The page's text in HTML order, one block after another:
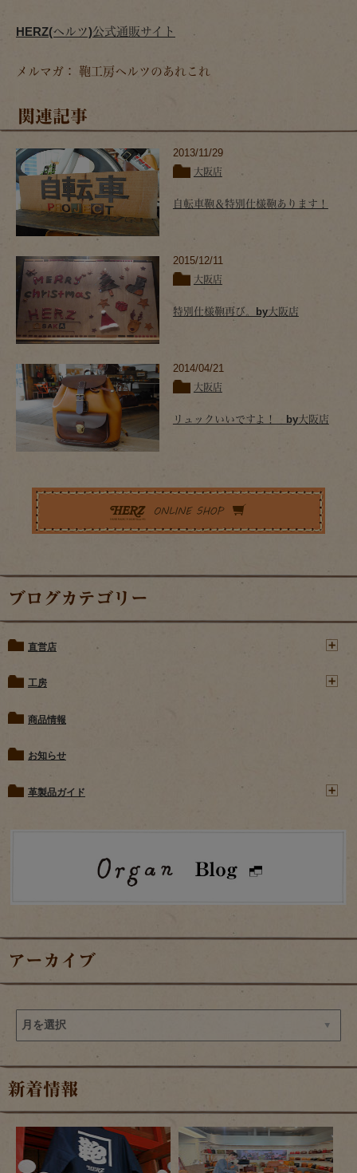
HERZ(ヘルツ)公式通販サイト
メルマガ： 鞄工房ヘルツのあれこれ
関連記事
2013/11/29
大阪店
自転車鞄＆特別仕様鞄あります！
2015/12/11
大阪店
特別仕様鞄再び。by大阪店
2014/04/21
大阪店
リュックいいですよ！ by大阪店
ブログカテゴリー
直営店
工房
商品情報
お知らせ
革製品ガイド
アーカイブ
新着情報